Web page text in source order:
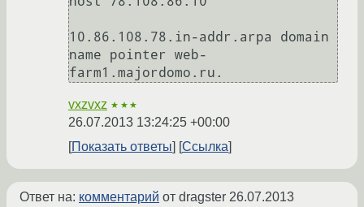
10.86.108.78.in-addr.arpa domain
name pointer web-
vxzvxz ★★★
26.07.2013 13:24:25 +00:00
Показать ответы
Ссылка
Ответ на: комментарий от dragster 26.07.2013